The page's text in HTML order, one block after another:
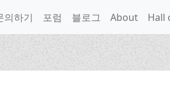
의하기 포럼 블로그 About Hall